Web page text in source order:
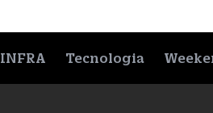
INFRA Tecnologia